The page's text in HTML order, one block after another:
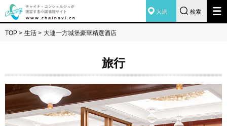
大連 検索
TOP > 生活 > 大連一方城堡豪華精選酒店
旅行